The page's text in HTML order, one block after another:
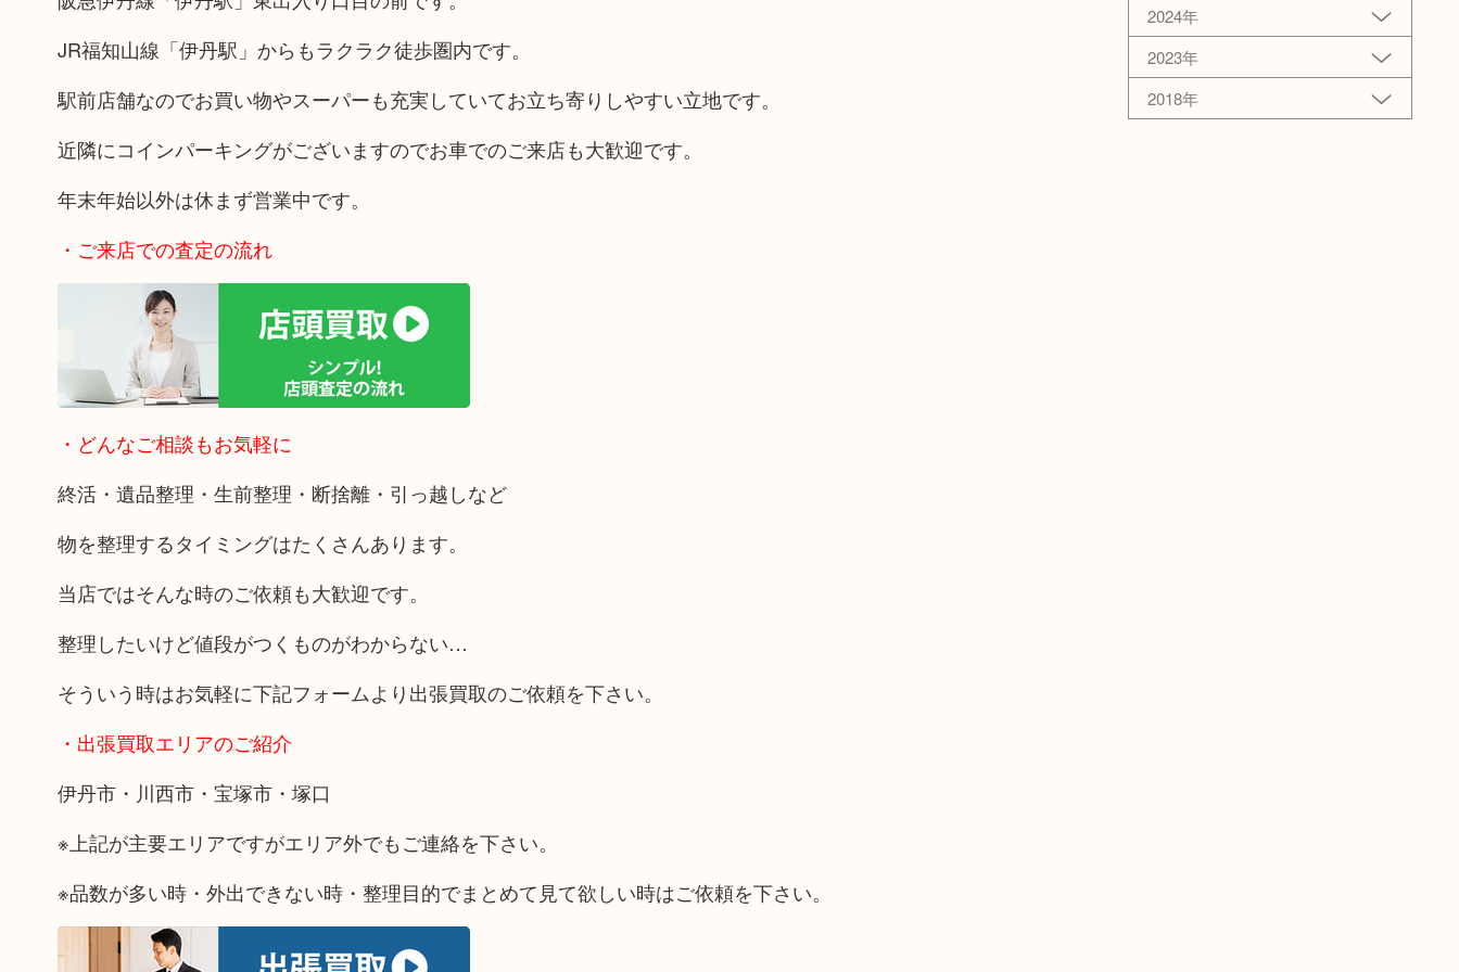
JR福知山線「伊丹駅」からもラクラク徒歩圏内です。
駅前店舗なのでお買い物やスーパーも充実していてお立ち寄りしやすい立地です。
近隣にコインパーキングがございますのでお車でのご来店も大歓迎です。
年末年始以外は休まず営業中です。
・ご来店での査定の流れ
・どんなご相談もお気軽に
終活・遺品整理・生前整理・断捨離・引っ越しなど
物を整理するタイミングはたくさんあります。
当店ではそんな時のご依頼も大歓迎です。
整理したいけど値段がつくものがわからない…
そういう時はお気軽に下記フォームより出張買取のご依頼を下さい。
・出張買取エリアのご紹介
伊丹市・川西市・宝塚市・塚口
※上記が主要エリアですがエリア外でもご連絡を下さい。
※品数が多い時・外出できない時・整理目的でまとめて見て欲しい時はご依頼を下さい。
2024年
2023年
2018年